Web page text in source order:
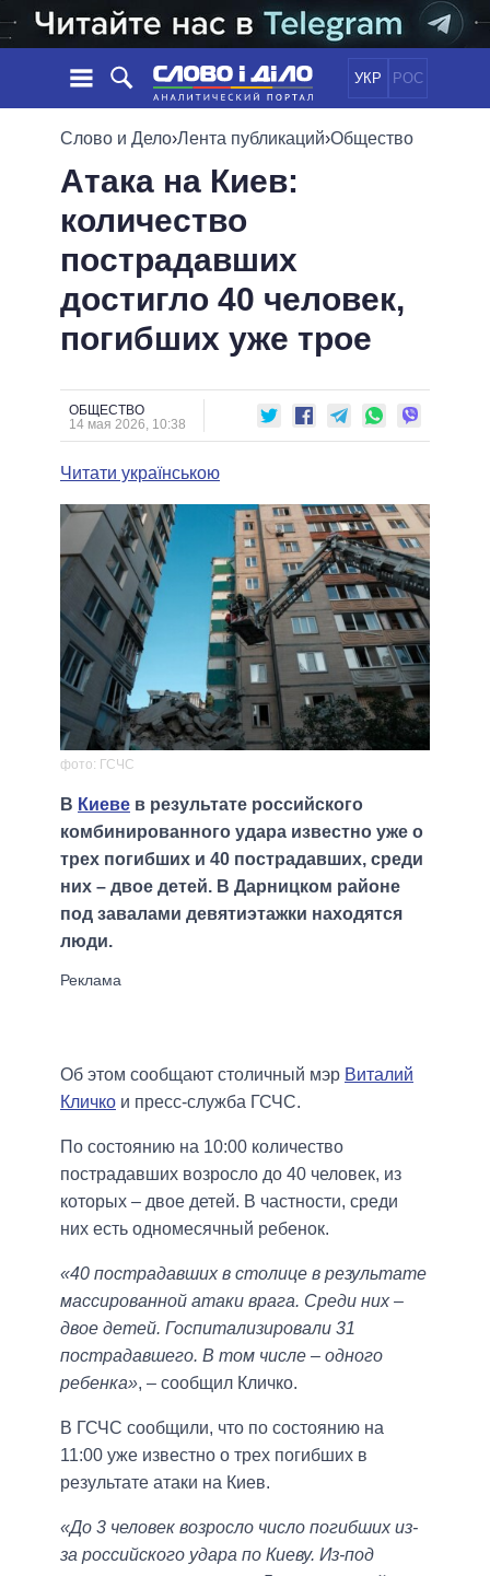
УКР РОС
НОВОСТИ
ЛЕНТА
СОБЫТИЯ
СТАТЬИ
МНЕНИЯ
ОБЗОРЫ
ДАЙДЖЕСТЫ
ПОЛИТИКА
ОБЩЕСТВО
ОБЕЩАНИЯ
ПОЛИТИКИ
ВСЕ ПОЛИТИКИ
ПРЕЗИДЕНТ И ОФИС
ВЕРХОВНАЯ РАДА
ГЛАВЫ ОБЛАДМИНИСТРАЦИЙ
МЭРЫ
ВСЕ ПЕРСОНЫ
ИНФОГРАФИКА
ВИДЕО
СРАВНЕНИЕ ПОЛИТИКОВ
Слово и Дело›Лента публикаций›Общество
Атака на Киев:
количество
пострадавших
достигло 40 человек,
погибших уже трое
ОБЩЕСТВО
14 мая 2026, 10:38
Читати українською
фото: ГСЧС
В Киеве в результате российского
комбинированного удара известно уже о
трех погибших и 40 пострадавших, среди
них – двое детей. В Дарницком районе
под завалами девятиэтажки находятся
люди.
Об этом сообщают столичный мэр Виталий
Кличко и пресс-служба ГСЧС.
По состоянию на 10:00 количество
пострадавших возросло до 40 человек, из
которых – двое детей. В частности, среди
них есть одномесячный ребенок.
«40 пострадавших в столице в результате
массированной атаки врага. Среди них –
двое детей. Госпитализировали 31
пострадавшего. В том числе – одного
ребенка», – сообщил Кличко.
В ГСЧС сообщили, что по состоянию на
11:00 уже известно о трех погибших в
результате атаки на Киев.
«До 3 человек возросло число погибших из-
за российского удара по Киеву. Из-под